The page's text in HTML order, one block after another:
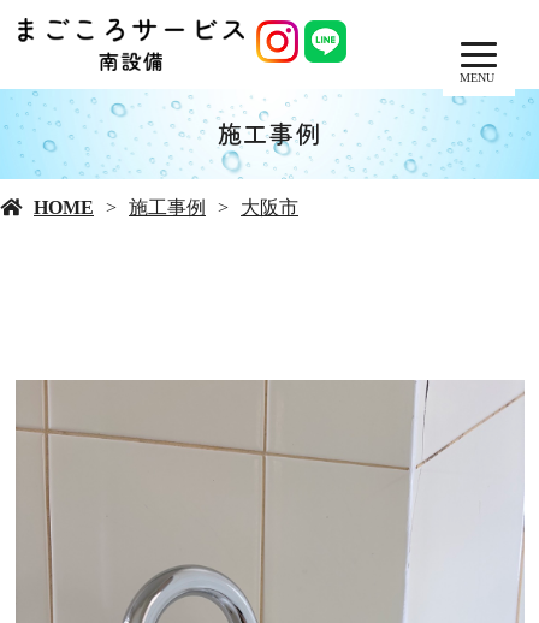
MENU
施工事例
HOME 施工事例 大阪市